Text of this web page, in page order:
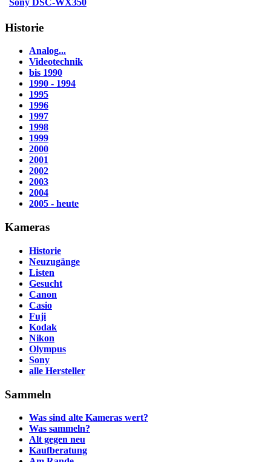
Sony DSC-WX350
Historie
Analog...
Videotechnik
bis 1990
1990 - 1994
1995
1996
1997
1998
1999
2000
2001
2002
2003
2004
2005 - heute
Kameras
Historie
Neuzugänge
Listen
Gesucht
Canon
Casio
Fuji
Kodak
Nikon
Olympus
Sony
alle Hersteller
Sammeln
Was sind alte Kameras wert?
Was sammeln?
Alt gegen neu
Kaufberatung